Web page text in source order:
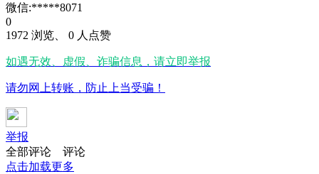
微信:*****8071
0
1972 浏览、 0 人点赞
如遇无效、虚假、诈骗信息，请立即举报
请勿网上转账，防止上当受骗！
举报
全部评论
评论
点击加载更多